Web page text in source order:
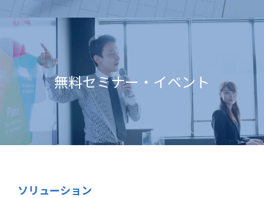
無料セミナー・イベント
ソリューション